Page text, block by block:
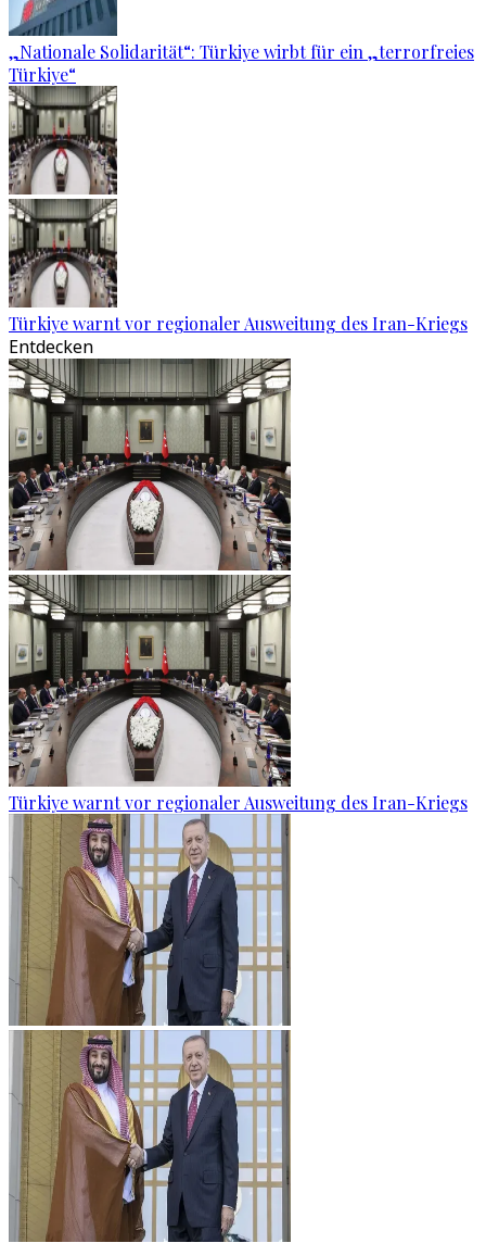
„Nationale Solidarität“: Türkiye wirbt für ein „terrorfreies
Türkiye“
Türkiye warnt vor regionaler Ausweitung des Iran-Kriegs
Entdecken
Türkiye warnt vor regionaler Ausweitung des Iran-Kriegs